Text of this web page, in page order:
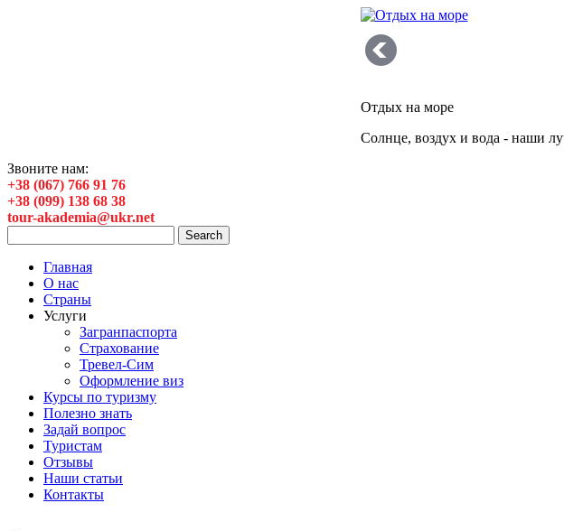
Отдых на море
Солнце, воздух и вода - наши
Звоните нам:
+38 (067) 766 91 76
+38 (099) 138 68 38
tour-akademia@ukr.net
Главная
О нас
Страны
Услуги
Загранпаспорта
Страхование
Тревел-Сим
Оформление виз
Курсы по туризму
Полезно знать
Задай вопрос
Туристам
Отзывы
Наши статьи
Контакты